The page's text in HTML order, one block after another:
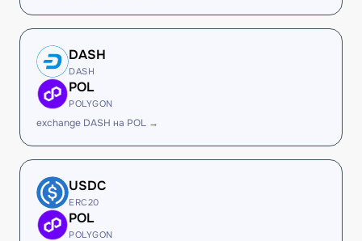
DASH
DASH
POL
POLYGON
exchange DASH на POL →
USDC
ERC20
POL
POLYGON